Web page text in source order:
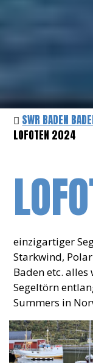
SWR BADEN
LOFOTEN 2024
einzigartiger
Starkwind,
Baden etc.
Segeltörn
Summers in